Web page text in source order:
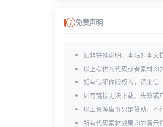
team-details.html
team.html
免责声明
如非特殊说明，本站对本文
以上提供的代码或者素材均
如有侵犯你版权的，请来信
如有链接无法下载、失效或
以上资源售价只是赞助，不
所有代码素材效果均为演示